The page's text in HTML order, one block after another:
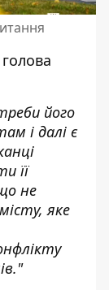
його
і далі є
її
не
яке